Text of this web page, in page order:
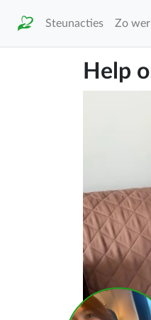
Steunacties Zo
Help